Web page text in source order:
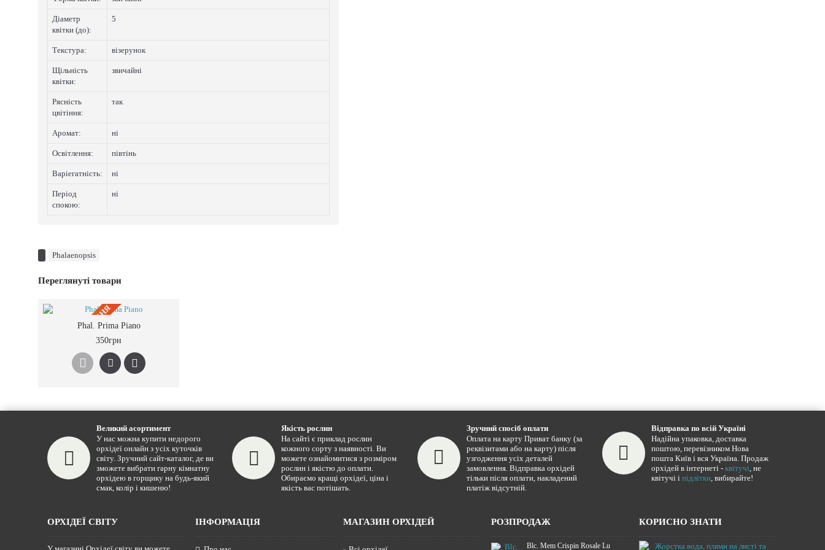
Діаметр
квітки (до):
5
Текстура: візерунок
Щільність
квітки:
звичайні
Рясність
цвітіння:
так
Аромат: нi
Освітлення: півтінь
Варіегатнicть: нi
Період
спокою:
нi
Phalaenopsis
Переглянуті товари
ПIД ЗАМОВЛЕННЯ
Phal. Prima Piano
350грн
Великий асортимент
У нас можна купити недорого
орхідеї онлайн з усіх куточків
світу. Зручний сайт-каталог, де ви
зможете вибрати гарну кімнатну
орхідею в горщику на будь-який
смак, колір і кишеню!
Якість рослин
На сайті є приклад рослин
кожного сорту з наявності. Ви
можете ознайомитися з розміром
рослин і якістю до оплати.
Обираємо кращі орхідеї, ціна і
якість вас потішать.
Зручний спосіб оплати
Оплата на карту Приват банку (за
реквізитами або на карту) після
узгодження усіх деталей
замовлення. Відправка орхідей
тільки після оплати, накладений
платіж відсутній.
Відправка по всій Україні
Надійна упаковка, доставка
поштою, перевізником Нова
пошта Київ і вся Україна. Продаж
орхідей в інтернеті - квітучі, не
квітучі і підлітки, вибирайте!
ОРХІДЕЇ СВІТУ ІНФОРМАЦІЯ МАГАЗИН ОРХІДЕЙ РОЗПРОДАЖ
Blc. Mem Crispin Rosale Lu
КОРИСНО ЗНАТИ